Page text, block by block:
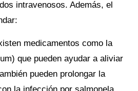
intravenosos. Además, el
medicamentos como la
que pueden ayudar a aliviar
pueden prolongar la